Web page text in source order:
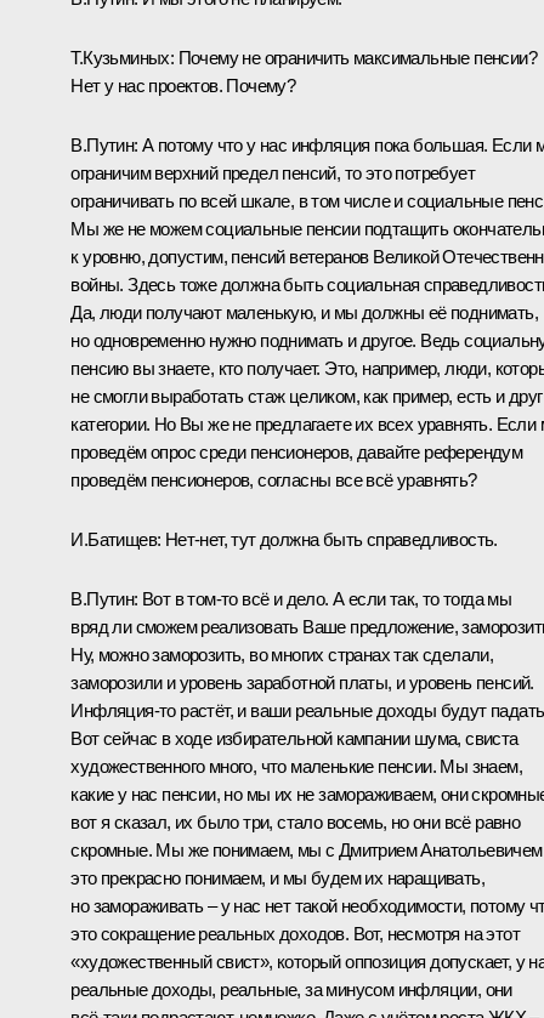
Т.Кузьминых: Почему не ограничить максимальные пенсии?
Нет у нас проектов. Почему?
В.Путин: А потому что у нас инфляция пока большая. Если
ограничим верхний предел пенсий, то это потребует
ограничивать по всей шкале, в том числе и социальные
Мы же не можем социальные пенсии подтащить
к уровню, допустим, пенсий ветеранов Великой
войны. Здесь тоже должна быть социальная
Да, люди получают маленькую, и мы должны её поднимать,
но одновременно нужно поднимать и другое. Ведь
пенсию вы знаете, кто получает. Это, например, люди,
не смогли выработать стаж целиком, как пример, есть и
категории. Но Вы же не предлагаете их всех уравнять.
проведём опрос среди пенсионеров, давайте референдум
проведём пенсионеров, согласны все всё уравнять?
И.Батищев: Нет-нет, тут должна быть справедливость.
В.Путин: Вот в том‑то всё и дело. А если так, то тогда мы
вряд ли сможем реализовать Ваше предложение,
Ну, можно заморозить, во многих странах так сделали,
заморозили и уровень заработной платы, и уровень пенсий.
Инфляция‑то растёт, и ваши реальные доходы будут
Вот сейчас в ходе избирательной кампании шума, свиста
художественного много, что маленькие пенсии. Мы знаем,
какие у нас пенсии, но мы их не замораживаем, они
вот я сказал, их было три, стало восемь, но они всё равно
скромные. Мы же понимаем, мы с Дмитрием Анатольевичем
это прекрасно понимаем, и мы будем их наращивать,
но замораживать – у нас нет такой необходимости, потому
это сокращение реальных доходов. Вот, несмотря на этот
«художественный свист», который оппозиция допускает, у
реальные доходы, реальные, за минусом инфляции, они